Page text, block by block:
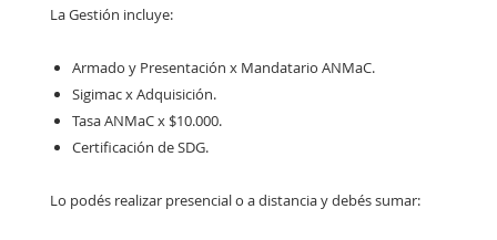
La Gestión incluye:
Armado y Presentación x Mandatario ANMaC.
Sigimac x Adquisición.
Tasa ANMaC x $10.000.
Certificación de SDG.
Lo podés realizar presencial o a distancia y debés sumar: